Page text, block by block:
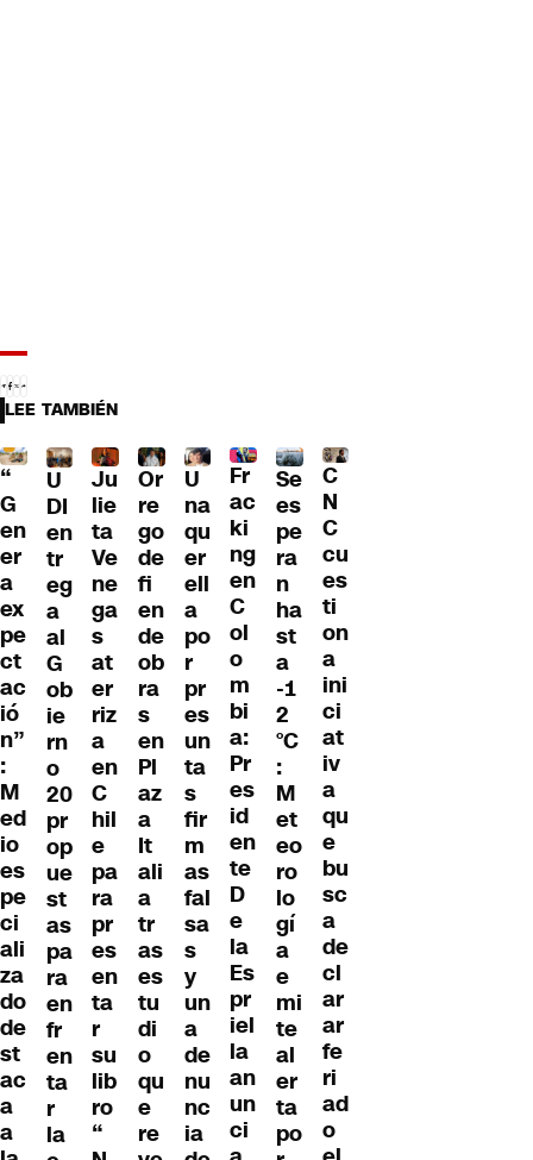
LEE TAMBIÉN
“
G
en
er
a
ex
pe
ct
ac
ió
n”
:
M
ed
io
es
pe
ci
ali
za
do
de
st
ac
a
a
U
DI
en
tr
eg
a
al
G
ob
ie
rn
o
20
pr
op
ue
st
as
pa
ra
en
fr
en
ta
r
la
Ju
lie
ta
Ve
ne
ga
s
at
er
riz
a
en
C
hil
e
pa
ra
pr
es
en
ta
r
su
lib
ro
“
Or
re
go
de
fi
en
de
ob
ra
s
en
Pl
az
a
It
ali
a
tr
as
es
tu
di
o
qu
e
re
U
na
qu
er
ell
a
po
r
pr
es
un
ta
s
fir
m
as
fal
sa
s
y
un
a
de
nu
nc
ia
Fr
ac
ki
ng
en
C
ol
o
m
bi
a:
Pr
es
id
en
te
D
e
la
Es
pr
iel
la
an
un
ci
Se
es
pe
ra
n
ha
st
a
-1
2
°C
:
M
et
eo
ro
lo
gí
a
e
mi
te
al
er
ta
po
C
N
C
cu
es
ti
on
a
ini
ci
at
iv
a
qu
e
bu
sc
a
de
cl
ar
ar
fe
ri
ad
o